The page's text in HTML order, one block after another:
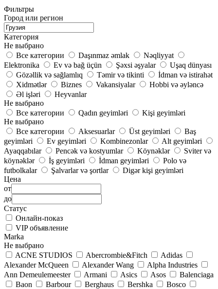
Фильтры
Город или регион
Категория
Не выбрано
Все категории
Daşınmaz əmlak
Nəqliyyat
Elektronika
Ev və bağ üçün Şəxsi əşyalar
Uşaq dünyası
Gözəllik və sağlamlıq
Təmir və tikinti
İdman və istirahət
Xidmətlər
Biznes Vakansiyalar
Hobbi və əyləncə
Əl işləri
Heyvanlar
Не выбрано
Все категории
Qadın geyimləri
Kişi geyimləri
Не выбрано
Все категории
Aksesuarlar Üst geyimləri
Baş
geyimləri
Ev geyimləri Kombinezonlar
Alt geyimləri
Ayaqqabılar
Pencək və kostyumlar Köynəklər
Sviter və
köynəklər
İş geyimləri İdman geyimləri
Polo və
futbolkalar
Şalvarlar və şortlar
Digər kişi geyimləri
Цена
от
до
Статус
Онлайн-показ
VIP объявление
Marka
Не выбрано
ACNE STUDIOS
Abercrombie&Fitch
Adidas
Alexander McQueen
Alexander Wang
Alpha Industries
Ann Demeulemeester
Armani Asics Asos
Balenciaga
Baon
Barbour Berghaus Bershka
Bosco